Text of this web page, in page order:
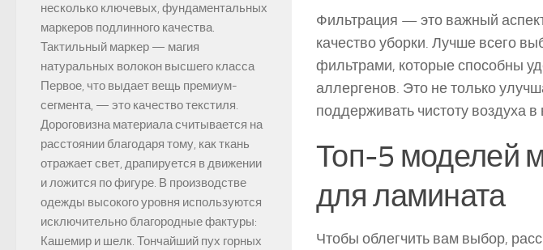
Фильтрация — это важный
качество уборки. Лучше всего
фильтрами, которые способны
аллергенов. Это не только
поддерживать чистоту воздуха
Топ-5 моделей
для ламината
Чтобы облегчить вам выбор,
несколько ключевых, фундаментальных
маркеров подлинного качества.
Тактильный маркер — магия
натуральных волокон высшего класса
Первое, что выдает вещь премиум-
сегмента, — это качество текстиля.
Дороговизна материала считывается на
расстоянии благодаря тому, как ткань
отражает свет, драпируется в движении
и ложится по фигуре. В производстве
одежды высокого уровня используются
исключительно благородные фактуры:
Кашемир и шелк. Тончайший пух горных